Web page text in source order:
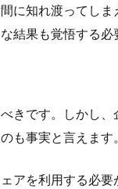
に知れ渡ってし
結果も覚悟する必
きです。しかし
も事実と言えます。
アを利用する必